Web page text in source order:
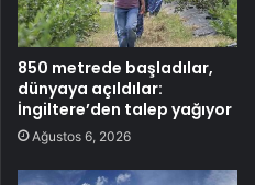
850 metrede başladılar,
dünyaya açıldılar:
İngiltere’den talep yağıyor
Ağustos 6, 2026